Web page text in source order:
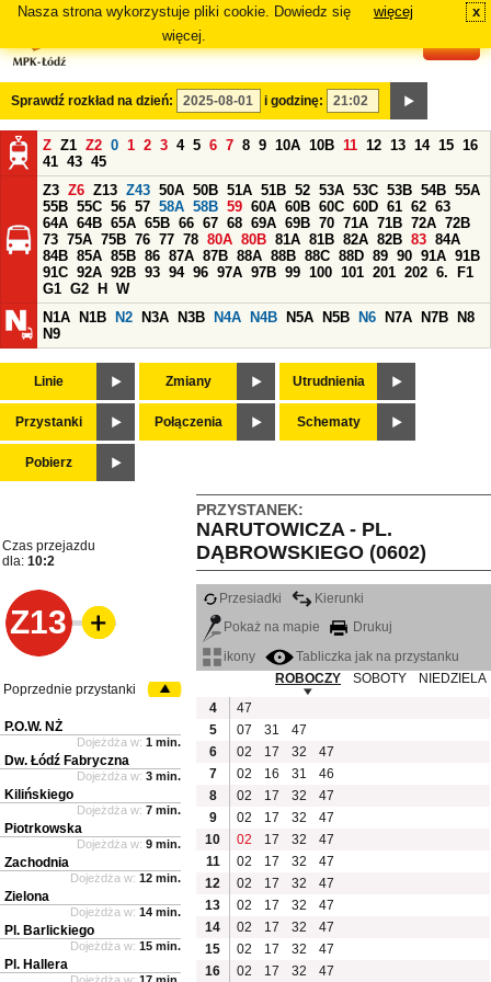
Nasza strona wykorzystuje pliki cookie. Dowiedz się
więcej.
więcej x
Sprawdź rozkład na dzień: i godzinę:
Z Z1 Z2 0 1 2 3 4 5 6 7 8 9 10A 10B 11 12 13 14 15 16
41 43 45
Z3 Z6 Z13 Z43 50A 50B 51A 51B 52 53A 53C 53B 54B 55A
55B 55C 56 57 58A 58B 59 60A 60B 60C 60D 61 62 63
64A 64B 65A 65B 66 67 68 69A 69B 70 71A 71B 72A 72B
73 75A 75B 76 77 78 80A 80B 81A 81B 82A 82B 83 84A
84B 85A 85B 86 87A 87B 88A 88B 88C 88D 89 90 91A 91B
91C 92A 92B 93 94 96 97A 97B 99 100 101 201 202 6.
F1
G1 G2 H
W
N1A
N1B N2 N3A N3B N4A N4B N5A N5B N6 N7A N7B
N8
N9
Linie Zmiany Utrudnienia
Przystanki Połączenia Schematy
Pobierz
PRZYSTANEK:
NARUTOWICZA - PL.
DĄBROWSKIEGO (0602)
Czas przejazdu
dla: 10:2
Z13
Przesiadki
Kierunki
Pokaż na mapie
Drukuj
ikony
Tabliczka jak na przystanku
ROBOCZY
SOBOTY
NIEDZIELA
4
47
5
07 31
47
6
02 17 32
47
7
02 16 31
46
8
02 17 32
47
9
02 17 32
47
10
02 17 32
47
11
02 17 32
47
12
02 17 32
47
13
02 17 32
47
14
02 17 32
47
15
02 17 32
47
16
02 17 32 47
Poprzednie przystanki
P.O.W. NŻ
Dojeżdża w: 1 min.
Dw. Łódź Fabryczna
Dojeżdża w: 3 min.
Kilińskiego
Dojeżdża w: 7 min.
Piotrkowska
Dojeżdża w: 9 min.
Zachodnia
Dojeżdża w: 12 min.
Zielona
Dojeżdża w: 14 min.
Pl. Barlickiego
Dojeżdża w: 15 min.
Pl. Hallera